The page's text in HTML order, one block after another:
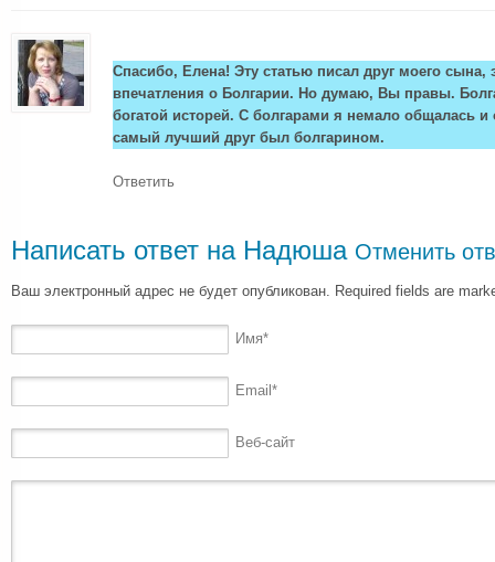
Спасибо, Елена! Эту статью писал друг моего сына,
впечатления о Болгарии. Но думаю, Вы правы.
богатой исторей. С болгарами я немало общалась
самый лучший друг был болгарином.
Ответить
Написать ответ на Надюша Отменить
Ваш электронный адрес не будет опубликован. Required fields are
Имя*
Email *
Веб-сайт